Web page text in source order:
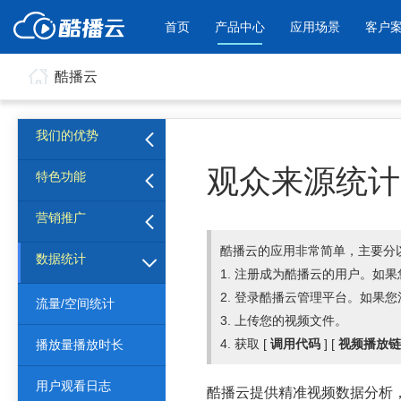
首页 产品中心
产品与新功能
免费稳定无广告视频云服务
酷播V4 |
帮助用户通
件进放播放
应用场景
应用场景
企业视频宣传，提升企业形象
产品宣传
通过视频来展示
色
个人网站
为个人网站、博客论坛，添加视频
内容
工作场景的工作
年会节目
客户
酷播云
我们的优势
特色功能
营销推广
数据统计
流量/空间统计
播放量播放时长
用户观看日志
观众来源统计
酷播云的应用非常简单，主要分
1. 注册成为酷播云的用户。如
2. 登录酷播云管理平台。如果
3. 上传您的视频文件。
4. 获取 [ 调用代码 ] [ 视频播放
酷播云提供精准视频数据分析